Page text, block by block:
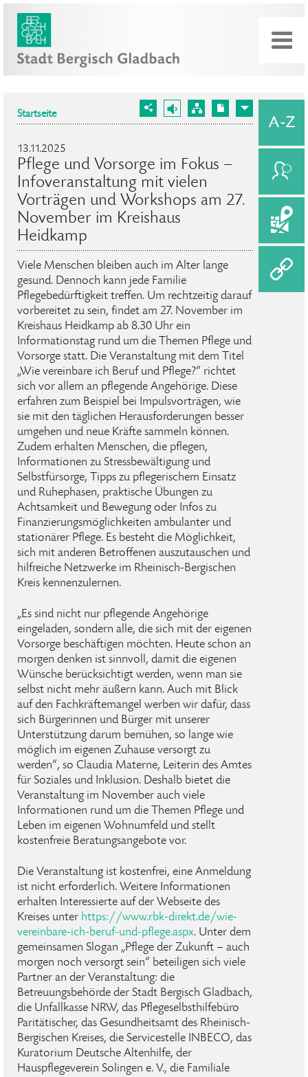
Startseite
13.11.2025
Pflege und Vorsorge im Fokus –
Infoveranstaltung mit vielen
Vorträgen und Workshops am 27.
November im Kreishaus
Heidkamp
Viele Menschen bleiben auch im Alter lange
gesund. Dennoch kann jede Familie
Pflegebedürftigkeit treffen. Um rechtzeitig darauf
vorbereitet zu sein, findet am 27. November im
Kreishaus Heidkamp ab 8.30 Uhr ein
Informationstag rund um die Themen Pflege und
Vorsorge statt. Die Veranstaltung mit dem Titel
„Wie vereinbare ich Beruf und Pflege?“ richtet
sich vor allem an pflegende Angehörige. Diese
erfahren zum Beispiel bei Impulsvorträgen, wie
sie mit den täglichen Herausforderungen besser
umgehen und neue Kräfte sammeln können.
Zudem erhalten Menschen, die pflegen,
Informationen zu Stressbewältigung und
Selbstfürsorge, Tipps zu pflegerischem Einsatz
und Ruhephasen, praktische Übungen zu
Achtsamkeit und Bewegung oder Infos zu
Finanzierungsmöglichkeiten ambulanter und
stationärer Pflege. Es besteht die Möglichkeit,
sich mit anderen Betroffenen auszutauschen und
hilfreiche Netzwerke im Rheinisch-Bergischen
Kreis kennenzulernen.
„Es sind nicht nur pflegende Angehörige
eingeladen, sondern alle, die sich mit der eigenen
Vorsorge beschäftigen möchten. Heute schon an
morgen denken ist sinnvoll, damit die eigenen
Wünsche berücksichtigt werden, wenn man sie
selbst nicht mehr äußern kann. Auch mit Blick
auf den Fachkräftemangel werben wir dafür, dass
sich Bürgerinnen und Bürger mit unserer
Unterstützung darum bemühen, so lange wie
möglich im eigenen Zuhause versorgt zu
werden“, so Claudia Materne, Leiterin des Amtes
für Soziales und Inklusion. Deshalb bietet die
Veranstaltung im November auch viele
Informationen rund um die Themen Pflege und
Leben im eigenen Wohnumfeld und stellt
kostenfreie Beratungsangebote vor.
Die Veranstaltung ist kostenfrei, eine Anmeldung
ist nicht erforderlich. Weitere Informationen
erhalten Interessierte auf der Webseite des
Kreises unter https://www.rbk-direkt.de/wie-
vereinbare-ich-beruf-und-pflege.aspx. Unter dem
gemeinsamen Slogan „Pflege der Zukunft – auch
morgen noch versorgt sein“ beteiligen sich viele
Partner an der Veranstaltung: die
Betreuungsbehörde der Stadt Bergisch Gladbach,
die Unfallkasse NRW, das Pflegeselbsthilfebüro
Paritätischer, das Gesundheitsamt des Rheinisch-
Bergischen Kreises, die Servicestelle INBECO, das
Kuratorium Deutsche Altenhilfe, der
Hauspflegeverein Solingen e. V., die Familiale